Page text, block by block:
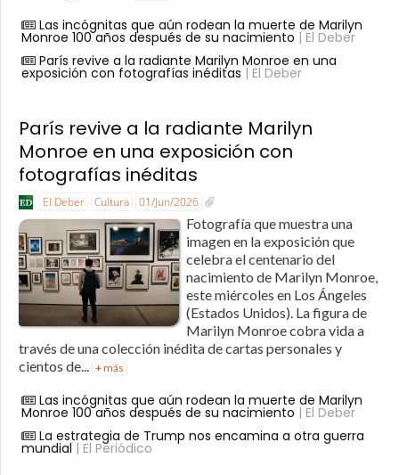
Las incógnitas que aún rodean la muerte de Marilyn
Monroe 100 años después de su nacimiento | El Deber
París revive a la radiante Marilyn Monroe en una
exposición con fotografías inéditas | El Deber
París revive a la radiante Marilyn
Monroe en una exposición con
fotografías inéditas
El Deber Cultura 01/Jun/2026
Fotografía que muestra una
imagen en la exposición que
celebra el centenario del
nacimiento de Marilyn Monroe,
este miércoles en Los Ángeles
(Estados Unidos). La figura de
Marilyn Monroe cobra vida a
través de una colección inédita de cartas personales y
cientos de...
+ más
Las incógnitas que aún rodean la muerte de Marilyn
Monroe 100 años después de su nacimiento | El Deber
La estrategia de Trump nos encamina a otra guerra
mundial | El Periódico